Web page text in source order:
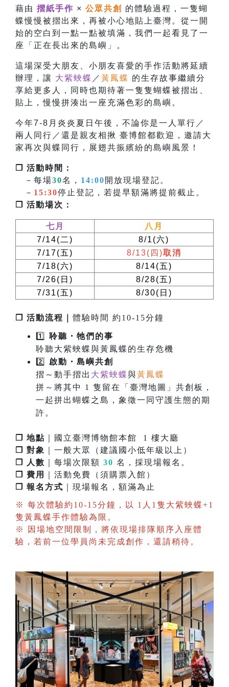
藉由 摺紙手作 × 公眾共創 的體驗過程，一隻蝴
蝶慢慢被摺出來，再被小心地貼上臺灣。從一開
始的空白到一點一點被填滿，我們一起看見了一
座「正在長出來的島嶼」。
這場深受大朋友、小朋友喜愛的手作活動將延續
辦理，讓 大紫蛺蝶 ／ 黃鳳蝶 的生存故事繼續分
享給更多人，同時也期待著一隻隻蝴蝶被摺出、
貼上，慢慢拼湊出一座充滿色彩的島嶼。
今年7-8月炎炎夏日午後，不論你是一人單行／
兩人同行／還是親友相揪 臺博館都歡迎，邀請大
家再次與蝶同行，展翅共振繽紛的島嶼風景！
❐ 活動時間：
－每場30名， 14:00 開放現場登記。
－ 15:30停止登記，若提早額滿將提前截止。
❐ 活動場次：
七月
八月
7/14( 二 ) 8/1(六)
7/17(五) 8/13( 四 )取消
7/18(六) 8/14(五)
7/26( 日 ) 8/28(五)
7/31(五) 8/30( 日 )
❐ 活動流程｜ 體驗時間 約10-15分鐘
1️⃣ 聆聽・牠們的事
聆聽大紫蛺蝶與黃鳳蝶的生存危機
2️⃣ 啟動 ・ 島嶼共創
摺～動手摺出 大紫蛺蝶與黃鳳蝶
拼～將其中 1 隻留在「臺灣地圖」共創板，
一起拼出蝴蝶之島，象徵一同守護生態的期
許。
❐ 地點 ｜國立臺灣博物館本館 1 樓大廳
❐ 對象
｜一般大眾（建議國小低年級以上）
❐ 人數
｜每場次限額 30 名，採現場報名。
❐ 費用
｜活動免費（須購票入館）
❐ 報名方式
｜現場報名，額滿為止
※ 每次體驗約10-15分鐘，以 1人1隻大紫蛺蝶+1
隻黃鳳蝶手作體驗為限。
※ 因場地空間限制，將依現場排隊順序入座體
驗，若前一位學員尚未完成創作，還請稍待。